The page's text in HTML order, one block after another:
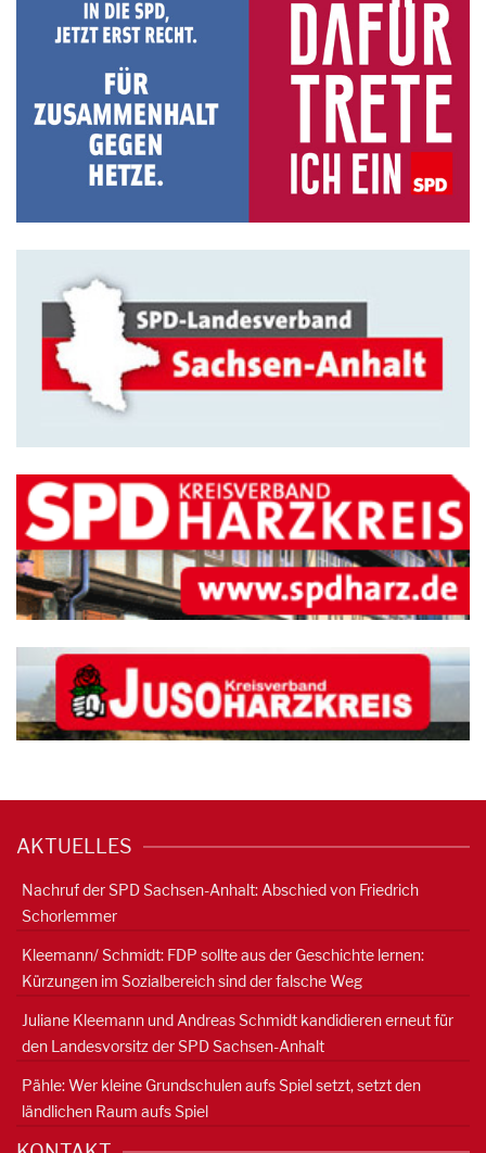
AKTUELLES
Nachruf der SPD Sachsen-Anhalt: Abschied von Friedrich
Schorlemmer
Kleemann/ Schmidt: FDP sollte aus der Geschichte lernen:
Kürzungen im Sozialbereich sind der falsche Weg
Juliane Kleemann und Andreas Schmidt kandidieren erneut für
den Landesvorsitz der SPD Sachsen-Anhalt
Pähle: Wer kleine Grundschulen aufs Spiel setzt, setzt den
ländlichen Raum aufs Spiel